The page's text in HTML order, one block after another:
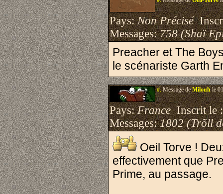
Pays:Non Précisé
Messages:758 (Shaï
Preacher et The
le scénariste Garth
#.Message deMilouhle
Pays:FranceInscrit le
Messages:1802 (Trõll
Oeil Torve !
effectivement que
Prime, au passage.